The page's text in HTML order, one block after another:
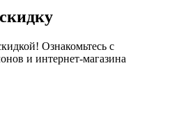
Ознакомьтесь с
и интернет-магазина